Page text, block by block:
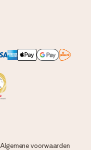
Algemene voorwaarden